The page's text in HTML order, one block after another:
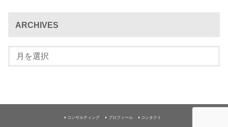
ARCHIVES
コンサルティング プロフィール コンタクト